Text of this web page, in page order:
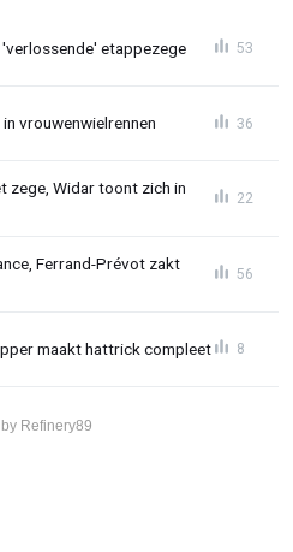
etappezege 53
vrouwenwielrennen 36
zege, Widar toont zich in
22
Ferrand-Prévot zakt
56
maakt hattrick compleet 8
Refinery89